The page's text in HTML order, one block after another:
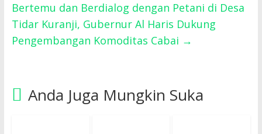
Bertemu dan Berdialog dengan Petani di Desa
Tidar Kuranji, Gubernur Al Haris Dukung
Pengembangan Komoditas Cabai →
Anda Juga Mungkin Suka